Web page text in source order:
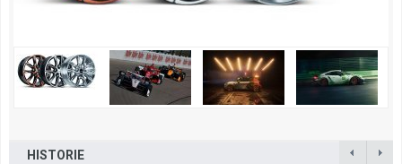
HISTORIE